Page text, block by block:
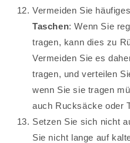
Vermeiden Sie
Taschen: Wenn Sie
tragen, kann dies zu
Vermeiden Sie es
tragen, und verteilen
wenn Sie sie tragen
auch Rucksäcke oder
Setzen Sie sich nicht
Sie nicht lange auf